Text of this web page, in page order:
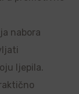
nabora
ljepila.